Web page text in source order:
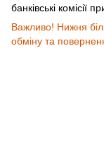
банківські комісії
Важливо! Нижня
обміну та